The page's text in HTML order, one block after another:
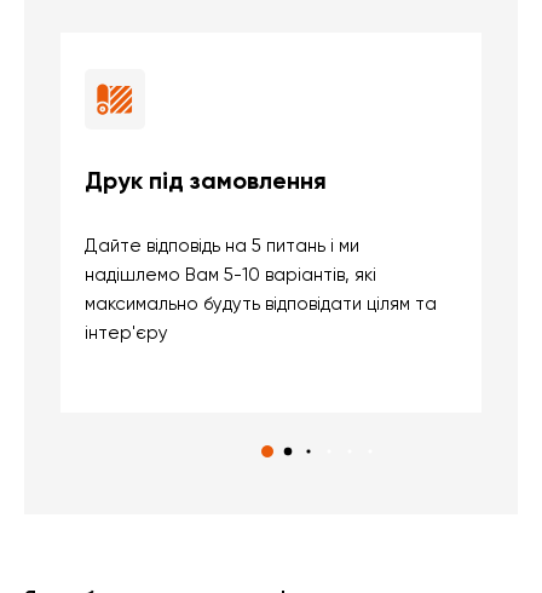
Друк під замовлення
Дайте відповідь на 5 питань і ми
надішлемо Вам 5-10 варіантів, які
максимально будуть відповідати цілям та
інтер'єру